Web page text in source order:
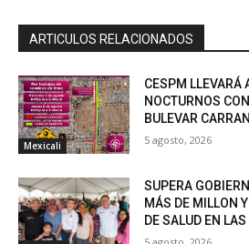
ARTICULOS RELACIONADOS
Mexicali
CESPM LLEVARÁ
NOCTURNOS
BULEVAR
5 agosto, 2026
SUPERA
MÁS DE MILLON
DE SALUD EN